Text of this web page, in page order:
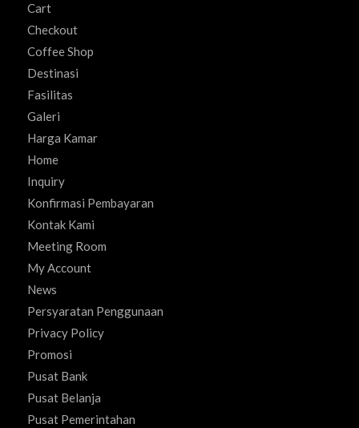
Cart
Checkout
Coffee Shop
Destinasi
Fasilitas
Galeri
Harga Kamar
Home
Inquiry
Konfirmasi Pembayaran
Kontak Kami
Meeting Room
My Account
News
Persyaratan Penggunaan
Privacy Policy
Promosi
Pusat Bank
Pusat Belanja
Pusat Pemerintahan